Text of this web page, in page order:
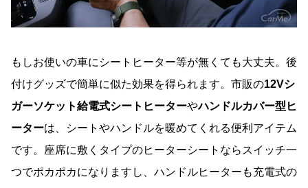
もしお使いの車にシートヒーター等が無くても大丈夫。後
付けグッズで簡単に似た効果を得られます。市販の12Vシ
ガーソケット給電式シートヒーターやハンドルカバー型ヒ
ーターは、シートやハンドルを暖めてくれる便利アイテム
です。座席に敷くタイプのヒーターシートならスイッチ一
つでポカポカになりますし、ハンドルヒーターも充電式の